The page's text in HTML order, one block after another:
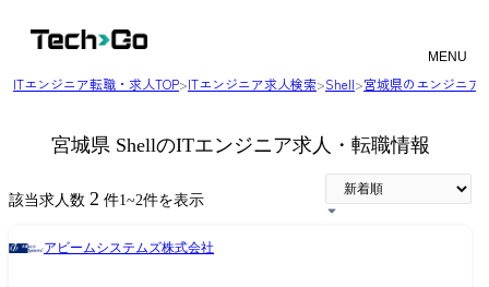
MENU
ITエンジニア転職・求人TOP>ITエンジニア求人検索>Shell>宮城県のエンジニア
宮城県 ShellのITエンジニア求人・転職情報
該当求人数 2 件1~2件を表示
アビームシステムズ株式会社